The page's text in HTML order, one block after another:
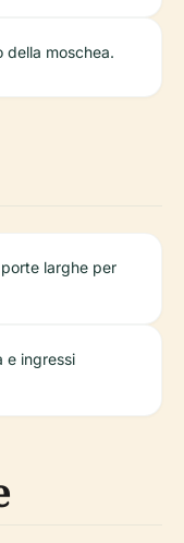
della moschea.
larghe per
e ingressi